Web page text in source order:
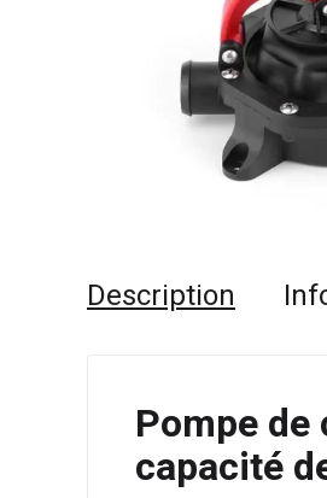
Description
Pompe
capacité